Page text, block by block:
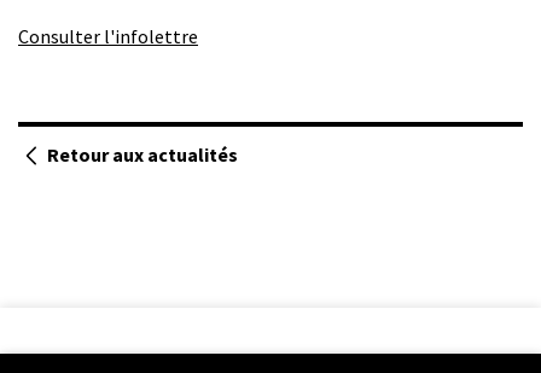
Consulter l'infolettre
Retour aux actualités